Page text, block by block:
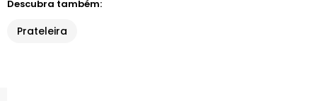
Descubra também:
Prateleira